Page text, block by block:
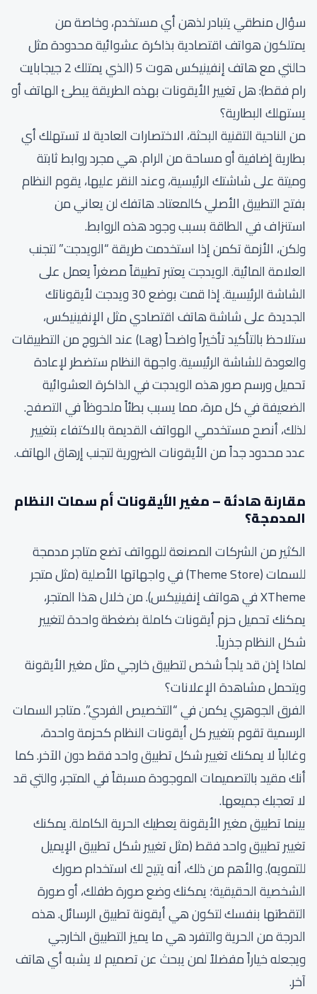
سؤال منطقي يتبادر لذهن أي مستخدم، وخاصة من
يمتلكون هواتف اقتصادية بذاكرة عشوائية محدودة مثل
حالتي مع هاتف إنفينيكس هوت 5 (الذي يمتلك 2 جيجابايت
رام فقط): هل تغيير الأيقونات بهذه الطريقة يبطئ الهاتف أو
يستهلك البطارية؟
من الناحية التقنية البحثة، الاختصارات العادية لا تستهلك أي
بطارية إضافية أو مساحة من الرام. هي مجرد روابط ثابتة
وميتة على شاشتك الرئيسية، وعند النقر عليها، يقوم النظام
بفتح التطبيق الأصلي كالمعتاد. هاتفك لن يعاني من
استنزاف في الطاقة بسبب وجود هذه الروابط.
ولكن، الأزمة تكمن إذا استخدمت طريقة “الويدجت” لتجنب
العلامة المائية. الويدجت يعتبر تطبيقاً مصغراً يعمل على
الشاشة الرئيسية. إذا قمت بوضع 30 ويدجت لأيقوناتك
الجديدة على شاشة هاتف اقتصادي مثل الإنفينيكس،
ستلاحظ بالتأكيد تأخيراً واضحاً (Lag) عند الخروج من التطبيقات
والعودة للشاشة الرئيسية. واجهة النظام ستضطر لإعادة
تحميل ورسم صور هذه الويدجت في الذاكرة العشوائية
الضعيفة في كل مرة، مما يسبب بطئاً ملحوظاً في التصفح.
لذلك، أنصح مستخدمي الهواتف القديمة بالاكتفاء بتغيير
عدد محدود جداً من الأيقونات الضرورية لتجنب إرهاق الهاتف.
مقارنة هادئة – مغير الأيقونات أم سمات النظام
المدمجة؟
الكثير من الشركات المصنعة للهواتف تضع متاجر مدمجة
للسمات (Theme Store) في واجهاتها الأصلية (مثل متجر
XTheme في هواتف إنفينيكس). من خلال هذا المتجر،
يمكنك تحميل حزم أيقونات كاملة بضغطة واحدة لتغيير
شكل النظام جذرياً.
لماذا إذن قد يلجأ شخص لتطبيق خارجي مثل مغير الأيقونة
ويتحمل مشاهدة الإعلانات؟
الفرق الجوهري يكمن في “التخصيص الفردي”. متاجر السمات
الرسمية تقوم بتغيير كل أيقونات النظام كحزمة واحدة،
وغالباً لا يمكنك تغيير شكل تطبيق واحد فقط دون الآخر. كما
أنك مقيد بالتصميمات الموجودة مسبقاً في المتجر، والتي قد
لا تعجبك جميعها.
بينما تطبيق مغير الأيقونة يعطيك الحرية الكاملة. يمكنك
تغيير تطبيق واحد فقط (مثل تغيير شكل تطبيق الإيميل
للتمويه). والأهم من ذلك، أنه يتيح لك استخدام صورك
الشخصية الحقيقية؛ يمكنك وضع صورة طفلك، أو صورة
التقطتها بنفسك لتكون هي أيقونة تطبيق الرسائل. هذه
الدرجة من الحرية والتفرد هي ما يميز التطبيق الخارجي
ويجعله خياراً مفضلاً لمن يبحث عن تصميم لا يشبه أي هاتف
آخر.